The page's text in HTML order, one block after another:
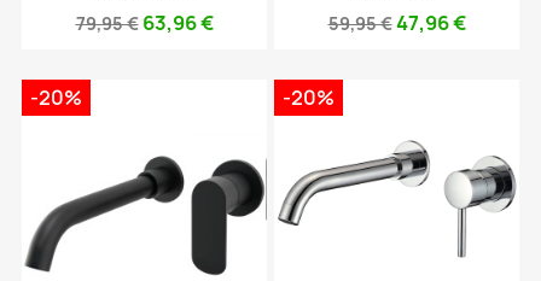
79,95 € 63,96 €
59,95 €47,96 €
-20% -20%